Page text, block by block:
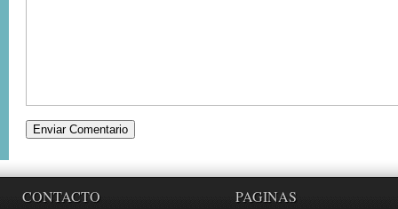
CONTACTO PAGINAS